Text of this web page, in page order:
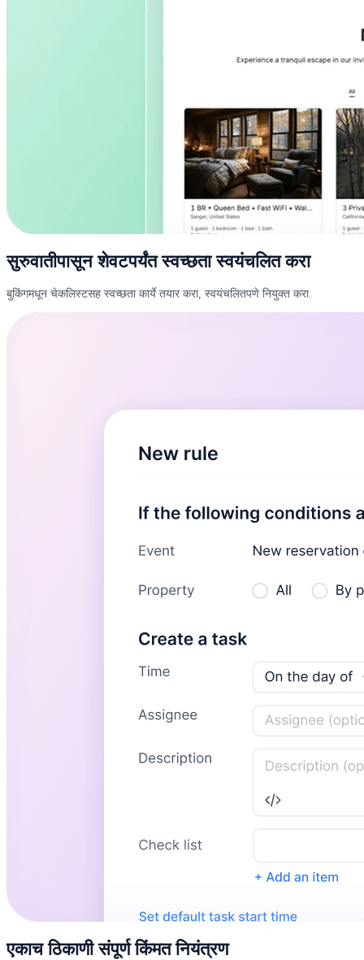
सुरुवातीपासून शेवटपर्यंत स्वच्छता स्वयंचलित करा
बुकिंगमधून चेकलिस्टसह स्वच्छता कार्ये तयार करा, स्वयंचलितपणे नियुक्त करा.
एकाच ठिकाणी संपूर्ण किंमत नियंत्रण